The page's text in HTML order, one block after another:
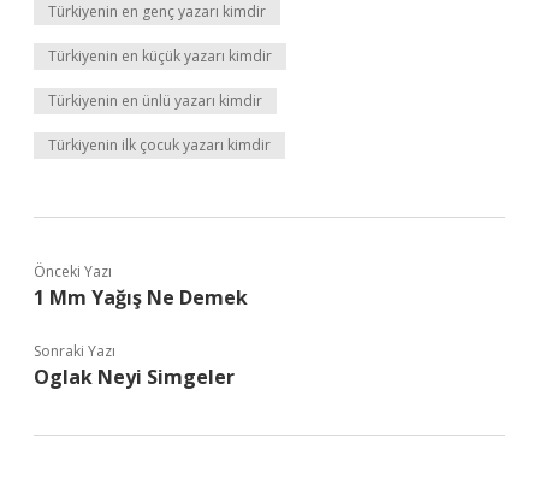
Türkiyenin en genç yazarı kimdir
Türkiyenin en küçük yazarı kimdir
Türkiyenin en ünlü yazarı kimdir
Türkiyenin ilk çocuk yazarı kimdir
Önceki Yazı
1 Mm Yağış Ne Demek
Sonraki Yazı
Oglak Neyi Simgeler